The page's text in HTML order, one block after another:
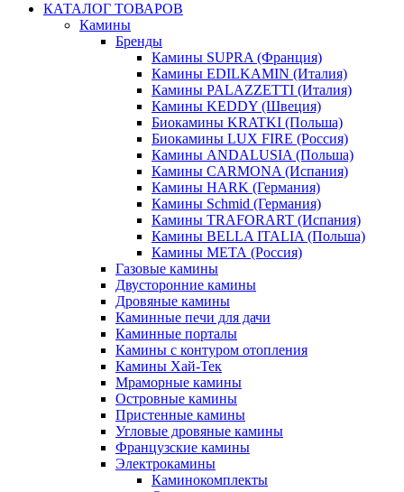
КАТАЛОГ ТОВАРОВ
Камины
Бренды
Камины SUPRA (Франция)
Камины EDILKAMIN (Италия)
Камины PALAZZETTI (Италия)
Камины KEDDY (Швеция)
Биокамины KRATKI (Польша)
Биокамины LUX FIRE (Россия)
Камины ANDALUSIA (Польша)
Камины CARMONA (Испания)
Камины HARK (Германия)
Камины Schmid (Германия)
Камины TRAFORART (Испания)
Камины BELLA ITALIA (Польша)
Камины МЕТА (Россия)
Газовые камины
Двусторонние камины
Дровяные камины
Каминные печи для дачи
Каминные порталы
Камины с контуром отопления
Камины Хай-Тек
Мраморные камины
Островные камины
Пристенные камины
Угловые дровяные камины
Французские камины
Электрокамины
Каминокомплекты